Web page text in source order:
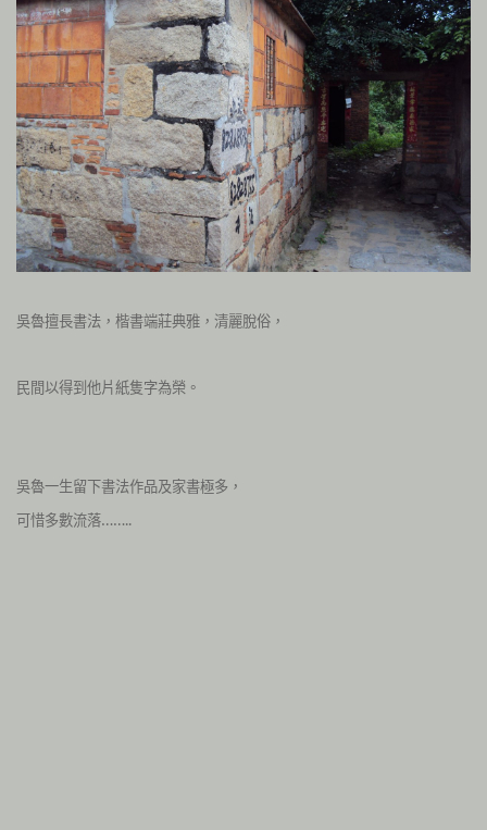
吳魯擅長書法，楷書端莊典雅，清麗脫俗，
民間以得到他片紙隻字為榮。
吳魯一生留下書法作品及家書極多，
可惜多數流落……..